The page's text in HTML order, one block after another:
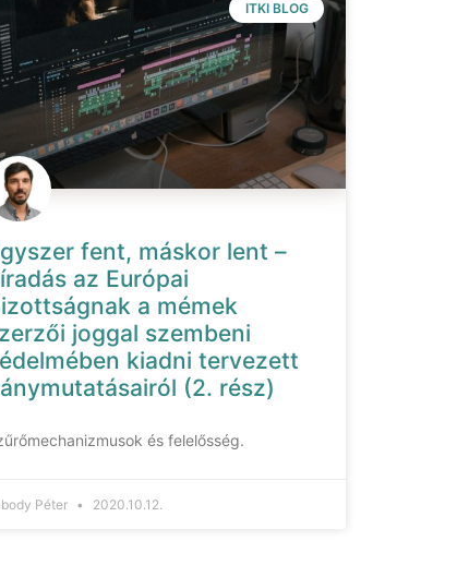
ITKI BLOG
fent, máskor lent –
az Európai
a mémek
joggal szembeni
kiadni tervezett
(2. rész)
és felelősség.
Péter 2020.10.12.